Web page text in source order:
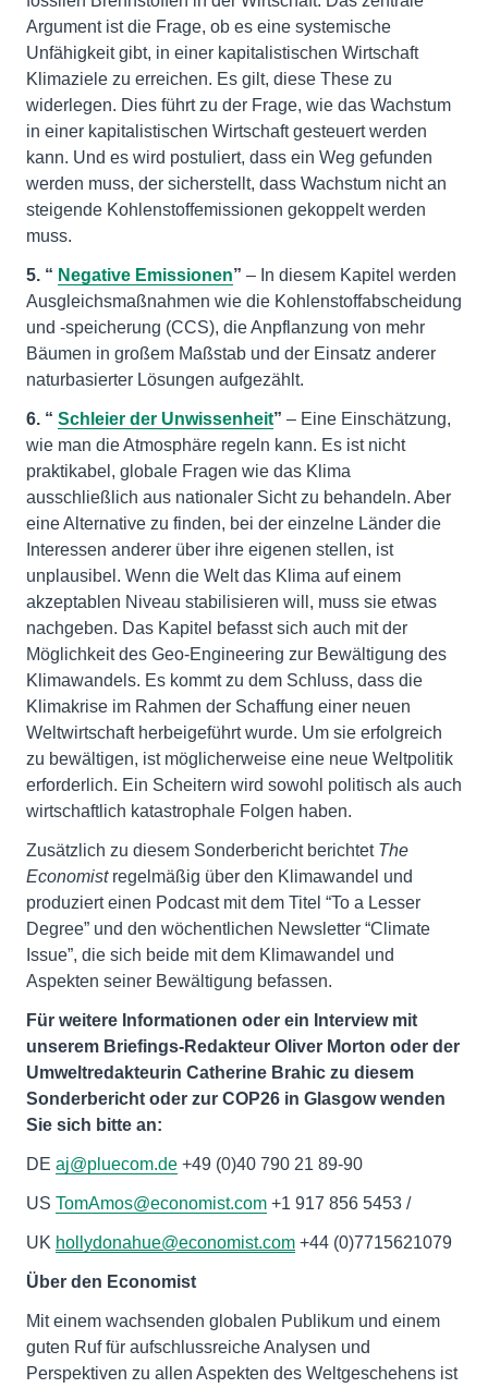
Argument ist die Frage, ob es eine systemische
Unfähigkeit gibt, in einer kapitalistischen Wirtschaft
Klimaziele zu erreichen. Es gilt, diese These zu
widerlegen. Dies führt zu der Frage, wie das Wachstum
in einer kapitalistischen Wirtschaft gesteuert werden
kann. Und es wird postuliert, dass ein Weg gefunden
werden muss, der sicherstellt, dass Wachstum nicht an
steigende Kohlenstoffemissionen gekoppelt werden
muss.
5. “ Negative Emissionen” – In diesem Kapitel werden
Ausgleichsmaßnahmen wie die Kohlenstoffabscheidung
und -speicherung (CCS), die Anpflanzung von mehr
Bäumen in großem Maßstab und der Einsatz anderer
naturbasierter Lösungen aufgezählt.
6. “ Schleier der Unwissenheit” – Eine Einschätzung,
wie man die Atmosphäre regeln kann. Es ist nicht
praktikabel, globale Fragen wie das Klima
ausschließlich aus nationaler Sicht zu behandeln. Aber
eine Alternative zu finden, bei der einzelne Länder die
Interessen anderer über ihre eigenen stellen, ist
unplausibel. Wenn die Welt das Klima auf einem
akzeptablen Niveau stabilisieren will, muss sie etwas
nachgeben. Das Kapitel befasst sich auch mit der
Möglichkeit des Geo-Engineering zur Bewältigung des
Klimawandels. Es kommt zu dem Schluss, dass die
Klimakrise im Rahmen der Schaffung einer neuen
Weltwirtschaft herbeigeführt wurde. Um sie erfolgreich
zu bewältigen, ist möglicherweise eine neue Weltpolitik
erforderlich. Ein Scheitern wird sowohl politisch als auch
wirtschaftlich katastrophale Folgen haben.
Zusätzlich zu diesem Sonderbericht berichtet The
Economistregelmäßig über den Klimawandel und
produziert einen Podcast mit dem Titel “To a Lesser
Degree” und den wöchentlichen Newsletter “Climate
Issue”, die sich beide mit dem Klimawandel und
Aspekten seiner Bewältigung befassen.
Für weitere Informationen oder ein Interview mit
unserem Briefings-Redakteur Oliver Morton oder der
Umweltredakteurin Catherine Brahic zu diesem
Sonderbericht oder zur COP26 in Glasgow wenden
Sie sich bitte an:
DE aj@pluecom.de +49 (0)40 790 21 89-90
US TomAmos@economist.com +1 917 856 5453 /
UK hollydonahue@economist.com +44 (0)7715621079
Über den Economist
Mit einem wachsenden globalen Publikum und einem
guten Ruf für aufschlussreiche Analysen und
Perspektiven zu allen Aspekten des Weltgeschehens ist